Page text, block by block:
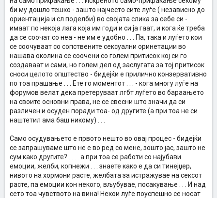
би му дошло тешко - зашто најчесто сите луѓе ( независно до
ориентација и сл поделби) во својата слика за себе си -
имаат по некоја лага која им годи и си ја гаат, и кога ќе треба
да се соочат со неа - не им е удобно . . . Па, така и луѓето кои
се соочуваат со сопствените сексуални оринетации во
нашава околина се соочени со голем притисок кој си го
создаваат и сами, но голем дел од заслугата за тој притисок
сноси целото општество - бидејќи е прилично конзервативно
по тоа прашање . . . Ете го моментот . . . - кога многу луѓе на
форумов велат дека претеруваат лгбт луѓето во бараањето
на своите основни права, не се свесни што значи да си
различен и осуден поради тоа- од другите (а при тоа не си
наштетил ама баш никому) . . .
Само осудувањето е првото нешто во овај процес - бидејќи
се запрашуваме што не е во ред со мене, зошто јас, зашто не
сум како другите? . . . . а при тоа се работи со најубави
емоции, желби, копнежи . . . знаете како е да си тинејџер,
нивото на хормони расте, желбата за истражувае на сексот
расте, па емоции кон некого, вљубувае, посакување . . . И над
сето тоа чувството на вина! Некои луѓе поуспешно се носат